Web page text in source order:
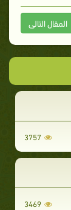
المقال التالى
3757
3469